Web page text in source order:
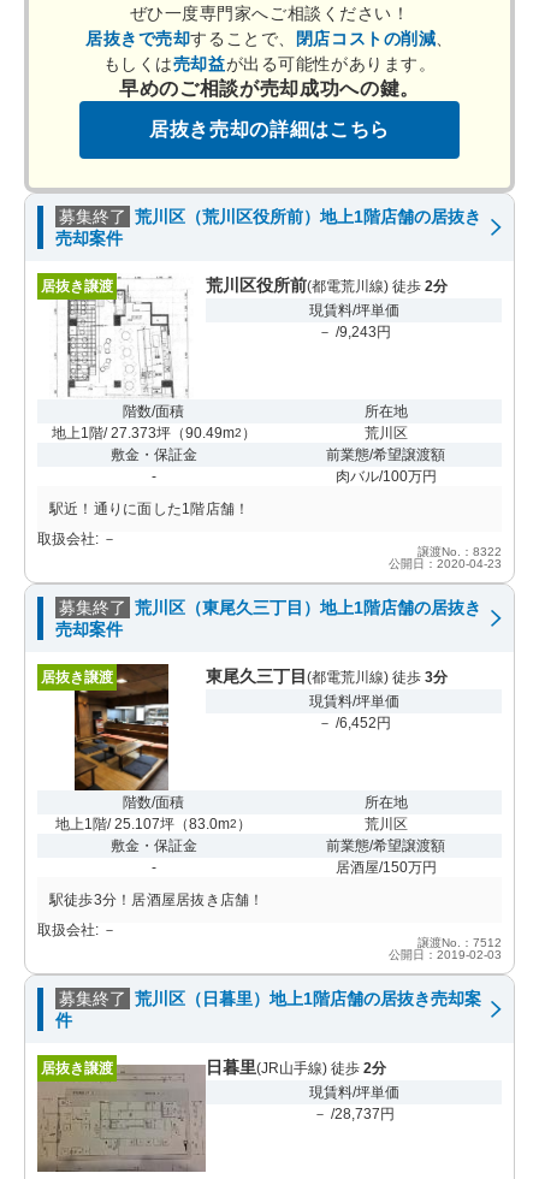
ぜひ一度専門家へご相談ください！
居抜きで売却することで、 閉店コストの削減
もしくは売却益が出る可能性があります。
早めのご相談が売却成功への鍵。
居抜き売却の詳細はこちら
募集終了 荒川区（荒川区役所前）地上1階店舗の居抜き
売却案件
居抜き譲渡 荒川区役所前(都電荒川線) 徒歩 2分
現賃料/坪単価
－ /9,243円
階数/面積
地上1階/ 27.373坪（90.49m2 ）
所在地
荒川区
敷金・保証金
-
前業態/希望譲渡額
肉バル/100万円
駅近！通りに面した1階店舗！
取扱会社: －
譲渡No.：8322
公開日：2020-04-23
募集終了 荒川区（東尾久三丁目）地上1階店舗の居抜き
売却案件
居抜き譲渡 東尾久三丁目 (都電荒川線) 徒歩 3分
現賃料/坪単価
－ /6,452円
階数/面積
地上1階/ 25.107坪 （83.0m2 ）
所在地
荒川区
敷金・保証金
-
前業態/希望譲渡額
居酒屋/150万円
駅徒歩3分！居酒屋居抜き店舗！
取扱会社: －
譲渡No.：7512
公開日：2019-02-03
募集終了 荒川区（日暮里）地上1階店舗の居抜き売却案
件
居抜き譲渡 日暮里(JR山手線) 徒歩 2分
現賃料/坪単価
－ /28,737円